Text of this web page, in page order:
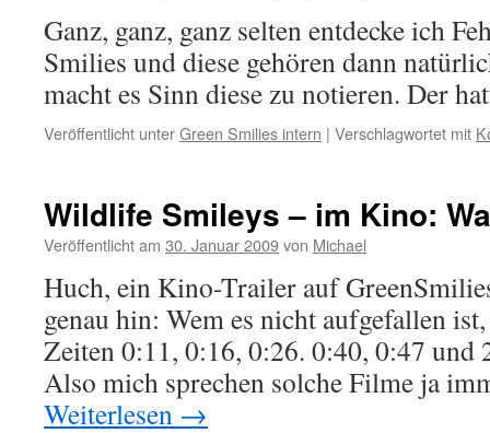
Ganz, ganz, ganz selten entdecke ich
Smilies und diese gehören dann
macht es Sinn diese zu notieren. Der
Veröffentlicht unterGreen Smilies intern | Verschlagwortet mit
Wildlife Smileys – im Kino:
Veröffentlicht am 30. Januar 2009von Michael
Huch, ein Kino-Trailer auf
genau hin: Wem es nicht aufgefallen
Zeiten 0:11, 0:16, 0:26. 0:40, 0:47 und
Also mich sprechen solche Filme ja
Weiterlesen →